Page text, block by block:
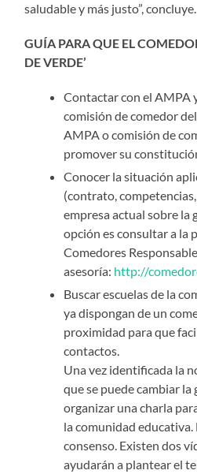
saludable y más justo”, concluye.
GUÍA PARA QUE EL
DE VERDE’
Contactar con el AMPA
comisión de comedor
AMPA o comisión de
promover su
Conocer la situación
(contrato,
empresa actual sobre la
opción es consultar a la
Comedores
asesoría: http://
Buscar escuelas de la
ya dispongan de un
proximidad para que
contactos.
Una vez identificada la
que se puede cambiar
organizar una charla
la comunidad
consenso. Existen dos
ayudarán a plantear el